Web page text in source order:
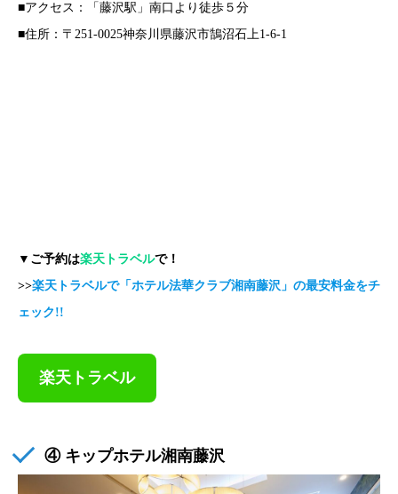
■アクセス：「藤沢駅」南口より徒歩５分
■住所：〒251-0025神奈川県藤沢市鵠沼石上1-6-1
▼ご予約は楽天トラベルで！
>>楽天トラベルで「ホテル法華クラブ湘南藤沢」の最安料金をチ
ェック!!
楽天トラベル
④ キップホテル湘南藤沢